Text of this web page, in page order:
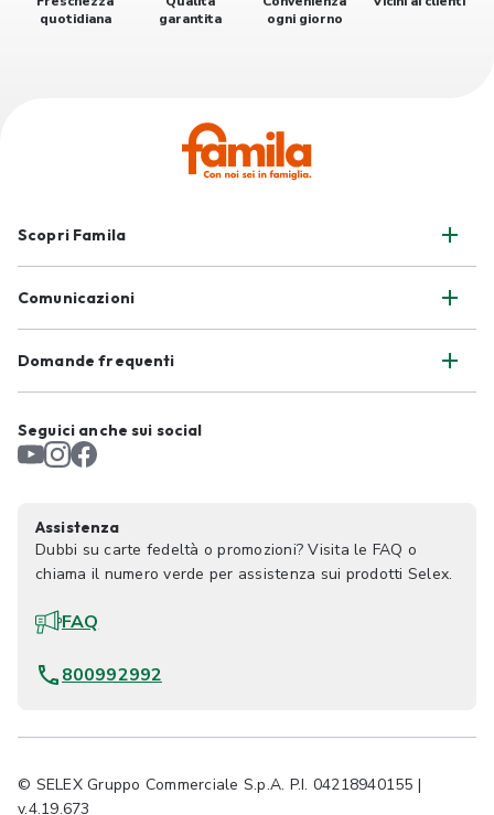
quotidiana
garantita
ogni giorno
Scopri Famila
Comunicazioni
Domande frequenti
Seguici anche sui social
Assistenza
Dubbi su carte fedeltà o promozioni? Visita le FAQ o
chiama il numero verde per assistenza sui prodotti Selex.
FAQ
800992992
© SELEX Gruppo Commerciale S.p.A. P.I. 04218940155 |
v.4.19.673